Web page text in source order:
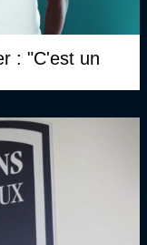
: "C'est un